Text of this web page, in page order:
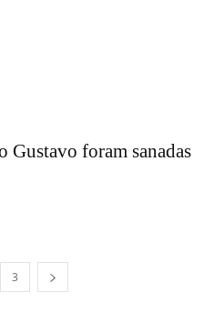
Gustavo foram sanadas
3